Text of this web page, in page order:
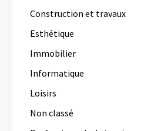
Construction et travaux
Esthétique
Immobilier
Informatique
Loisirs
Non classé